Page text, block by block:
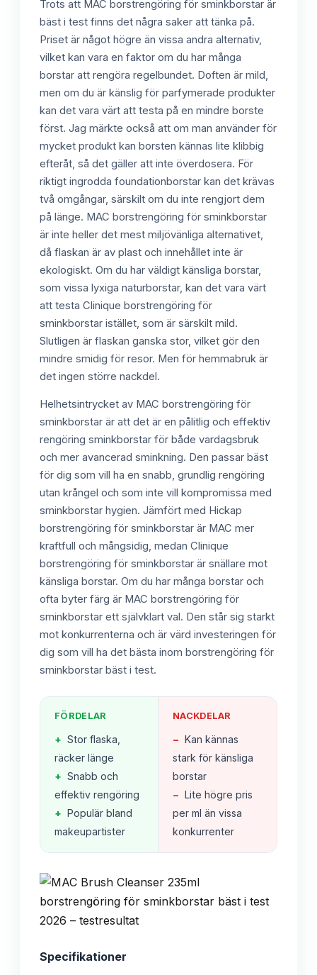
Trots att MAC borstrengöring för sminkborstar är
bäst i test finns det några saker att tänka på.
Priset är något högre än vissa andra alternativ,
vilket kan vara en faktor om du har många
borstar att rengöra regelbundet. Doften är mild,
men om du är känslig för parfymerade produkter
kan det vara värt att testa på en mindre borste
först. Jag märkte också att om man använder för
mycket produkt kan borsten kännas lite klibbig
efteråt, så det gäller att inte överdosera. För
riktigt ingrodda foundationborstar kan det krävas
två omgångar, särskilt om du inte rengjort dem
på länge. MAC borstrengöring för sminkborstar
är inte heller det mest miljövänliga alternativet,
då flaskan är av plast och innehållet inte är
ekologiskt. Om du har väldigt känsliga borstar,
som vissa lyxiga naturborstar, kan det vara värt
att testa Clinique borstrengöring för
sminkborstar istället, som är särskilt mild.
Slutligen är flaskan ganska stor, vilket gör den
mindre smidig för resor. Men för hemmabruk är
det ingen större nackdel.
Helhetsintrycket av MAC borstrengöring för
sminkborstar är att det är en pålitlig och effektiv
rengöring sminkborstar för både vardagsbruk
och mer avancerad sminkning. Den passar bäst
för dig som vill ha en snabb, grundlig rengöring
utan krångel och som inte vill kompromissa med
sminkborstar hygien. Jämfört med Hickap
borstrengöring för sminkborstar är MAC mer
kraftfull och mångsidig, medan Clinique
borstrengöring för sminkborstar är snällare mot
känsliga borstar. Om du har många borstar och
ofta byter färg är MAC borstrengöring för
sminkborstar ett självklart val. Den står sig starkt
mot konkurrenterna och är värd investeringen för
dig som vill ha det bästa inom borstrengöring för
sminkborstar bäst i test.
FÖRDELAR
+ Stor flaska,
räcker länge
+ Snabb och
effektiv rengöring
+ Populär bland
makeupartister
NACKDELAR
− Kan kännas
stark för känsliga
borstar
− Lite högre pris
per ml än vissa
konkurrenter
Specifikationer